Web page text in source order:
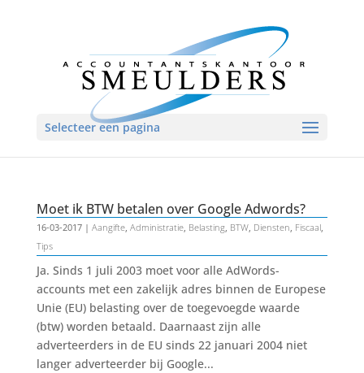
Selecteer een pagina
Moet ik BTW betalen over Google Adwords?
16-03-2017| Aangifte, Administratie, Belasting, BTW, Diensten, Fiscaal,
Tips
Ja. Sinds 1 juli 2003 moet voor alle AdWords-
accounts met een zakelijk adres binnen de Europese
Unie (EU) belasting over de toegevoegde waarde
(btw) worden betaald. Daarnaast zijn alle
adverteerders in de EU sinds 22 januari 2004 niet
langer adverteerder bij Google...